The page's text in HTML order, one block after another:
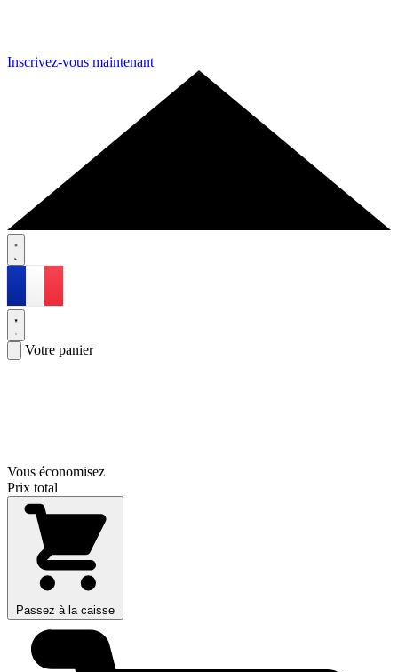
Inscrivez-vous maintenant
Votre panier
Vous économisez
Prix total
Passez à la caisse